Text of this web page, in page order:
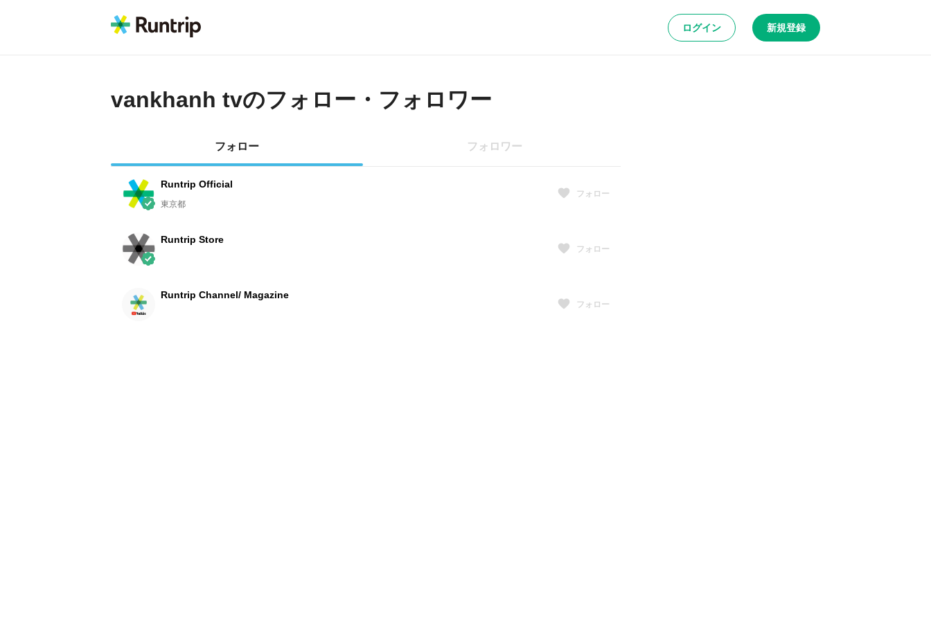
ログイン 新規登録
vankhanh tvのフォロー・フォロワー
フォロー フォロワー
Runtrip Official
東京都
フォロー
Runtrip Store
フォロー
Runtrip Channel/ Magazine
フォロー